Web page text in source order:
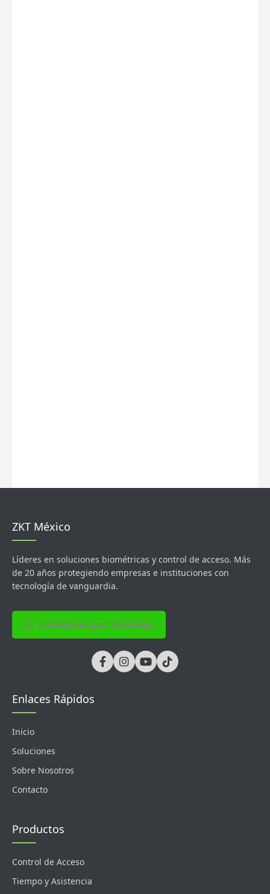
ZKT México
Líderes en soluciones biométricas y control de acceso. Más
de 20 años protegiendo empresas e instituciones con
tecnología de vanguardia.
Contáctanos por WhatsApp
Enlaces Rápidos
Inicio
Soluciones
Sobre Nosotros
Contacto
Productos
Control de Acceso
Tiempo y Asistencia